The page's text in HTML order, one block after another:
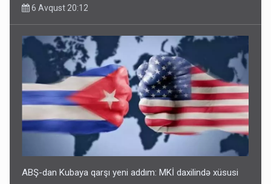
6 Avqust 20:12
ABŞ-dan Kubaya qarşı yeni addım: MKİ daxilində xüsusi